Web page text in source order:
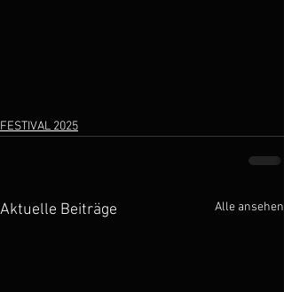
FESTIVAL 2025
Aktuelle Beiträge Alle ansehen